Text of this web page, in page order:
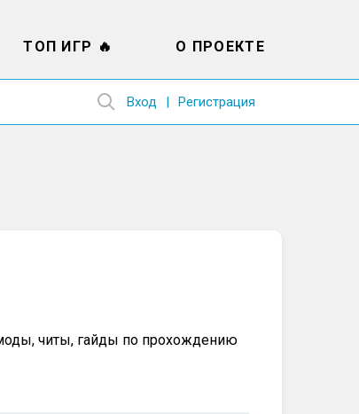
Вход Регистрация
ТОП ИГР 🔥 О ПРОЕКТЕ
читы, гайды по прохождению